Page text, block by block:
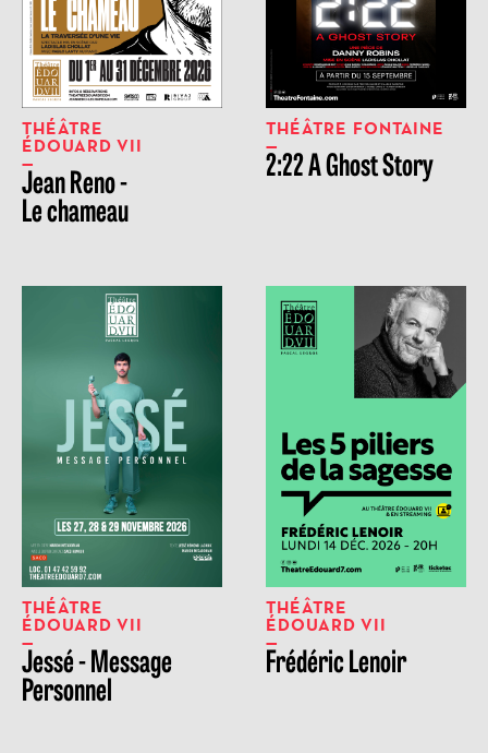
THÉÂTRE
ÉDOUARD VII
Jean Reno -
Le chameau
THÉÂTRE FONTAINE
2:22 A Ghost Story
THÉÂTRE
ÉDOUARD VII
Jessé - Message
Personnel
THÉÂTRE
ÉDOUARD VII
Frédéric Lenoir